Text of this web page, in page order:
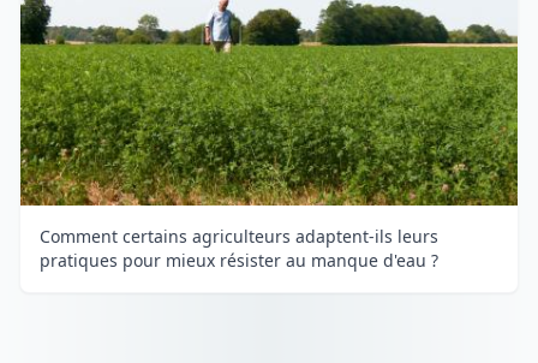
Comment certains agriculteurs adaptent-ils leurs
pratiques pour mieux résister au manque d'eau ?